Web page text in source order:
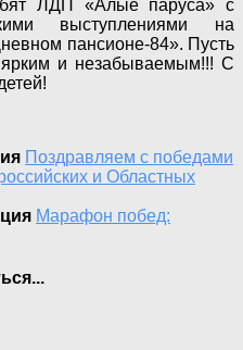
ЛДП «Алые паруса» с
выступлениями на
пансионе-84». Пусть
ярким и незабываемым!!! С
Поздравляем с победами
и Областных
Марафон побед: